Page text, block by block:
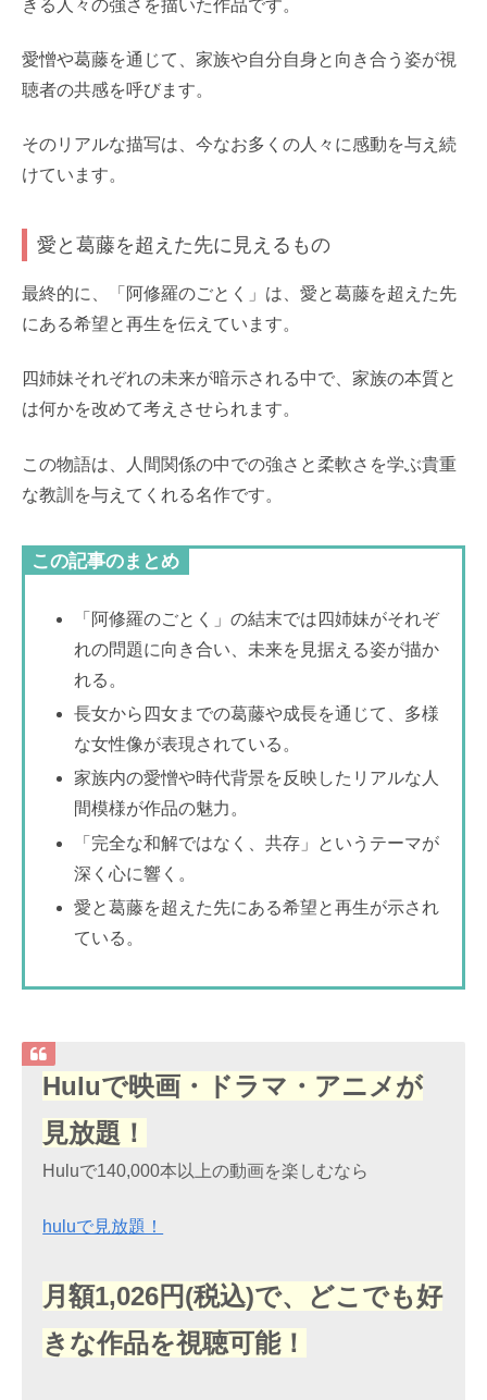
きる人々の強さを描いた作品です。
愛憎や葛藤を通じて、家族や自分自身と向き合う姿が視
聴者の共感を呼びます。
そのリアルな描写は、今なお多くの人々に感動を与え続
けています。
愛と葛藤を超えた先に見えるもの
最終的に、「阿修羅のごとく」は、愛と葛藤を超えた先
にある希望と再生を伝えています。
四姉妹それぞれの未来が暗示される中で、家族の本質と
は何かを改めて考えさせられます。
この物語は、人間関係の中での強さと柔軟さを学ぶ貴重
な教訓を与えてくれる名作です。
この記事のまとめ
「阿修羅のごとく」の結末では四姉妹がそれぞ
れの問題に向き合い、未来を見据える姿が描か
れる。
長女から四女までの葛藤や成長を通じて、多様
な女性像が表現されている。
家族内の愛憎や時代背景を反映したリアルな人
間模様が作品の魅力。
「完全な和解ではなく、共存」というテーマが
深く心に響く。
愛と葛藤を超えた先にある希望と再生が示され
ている。
Huluで映画・ドラマ・アニメが
見放題！
Huluで140,000本以上の動画を楽しむなら
huluで見放題！
月額1,026円(税込)で、どこでも好
きな作品を視聴可能！